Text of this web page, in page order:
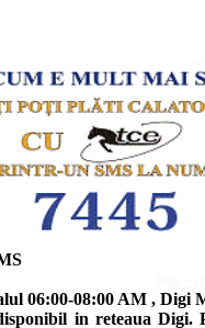
06:00-08:00 AM , Digi
in reteaua